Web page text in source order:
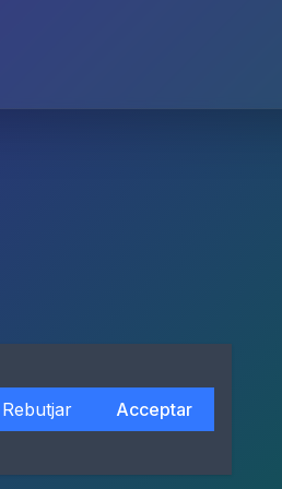
Rebutjar Acceptar